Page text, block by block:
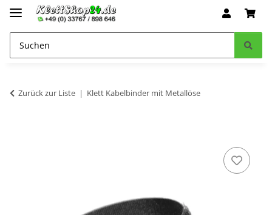
Zurück zur Liste Klett Kabelbinder mit Metallöse